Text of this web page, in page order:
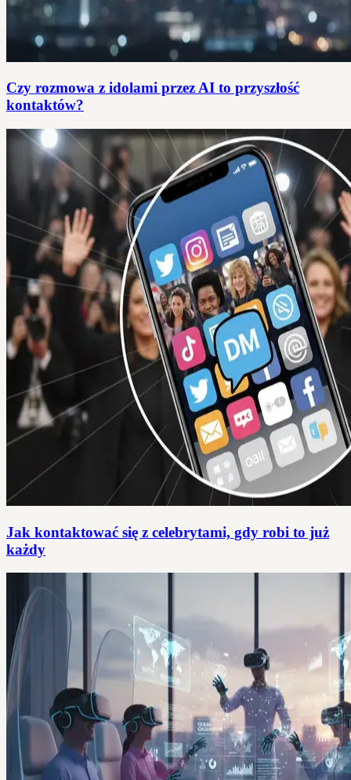
Czy rozmowa z idolami przez AI to przyszłość
kontaktów?
Jak kontaktować się z celebrytami, gdy robi to już
każdy